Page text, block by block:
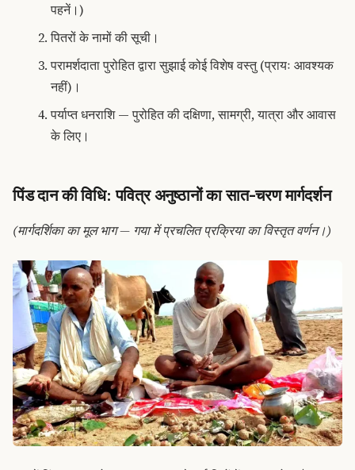
पहनें।)
पितरों के नामों की सूची।
परामर्शदाता पुरोहित द्वारा सुझाई कोई विशेष वस्तु (प्रायः आवश्यक
नहीं)।
पर्याप्त धनराशि — पुरोहित की दक्षिणा, सामग्री, यात्रा और आवास
के लिए।
पिंड दान की विधि: पवित्र अनुष्ठानों का सात-चरण मार्गदर्शन
(मार्गदर्शिका का मूल भाग — गया में प्रचलित प्रक्रिया का विस्तृत वर्णन।)